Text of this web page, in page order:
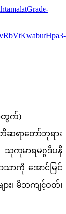
တွက်)
ရာတော်ဘုရား
ကုမာရမဂ္ဂဒီပနီ
သာကို အောင်မြင်
း၊ မိဘကျင့်ဝတ်၊